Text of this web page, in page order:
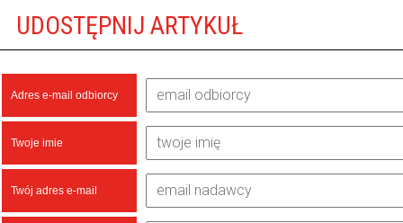
UDOSTĘPNIJ ARTYKUŁ
Adres e-mail odbiorcy
Twoje imie
Twój adres e-mail